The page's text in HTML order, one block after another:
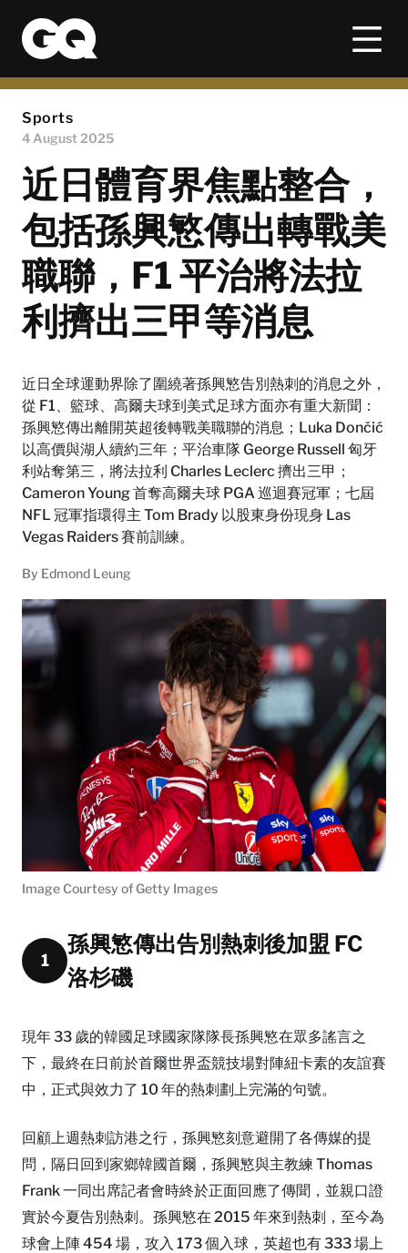
Sports
4 August 2025
近日體育界焦點整合，
包括孫興慜傳出轉戰美
職聯，F1 平治將法拉
利擠出三甲等消息
近日全球運動界除了圍繞著孫興慜告別熱刺的消息之外，
從 F1、籃球、高爾夫球到美式足球方面亦有重大新聞：
孫興慜傳出離開英超後轉戰美職聯的消息；Luka Dončić
以高價與湖人續約三年；平治車隊 George Russell 匈牙
利站奪第三，將法拉利 Charles Leclerc 擠出三甲；
Cameron Young 首奪高爾夫球 PGA 巡迴賽冠軍；七屆
NFL 冠軍指環得主 Tom Brady 以股東身份現身 Las
Vegas Raiders 賽前訓練。
By Edmond Leung
Image Courtesy of Getty Images
1
孫興慜傳出告別熱刺後加盟 FC
洛杉磯
現年 33 歲的韓國足球國家隊隊長孫興慜在眾多謠言之
下，最終在日前於首爾世界盃競技場對陣紐卡素的友誼賽
中，正式與效力了 10 年的熱刺劃上完滿的句號。
回顧上週熱刺訪港之行，孫興慜刻意避開了各傳媒的提
問，隔日回到家鄉韓國首爾，孫興慜與主教練 Thomas
Frank 一同出席記者會時終於正面回應了傳聞，並親口證
實於今夏告別熱刺。孫興慜在 2015 年來到熱刺，至今為
球會上陣 454 場，攻入 173 個入球，英超也有 333 場上